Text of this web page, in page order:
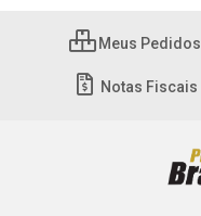
Meus Pedidos
Notas Fiscais